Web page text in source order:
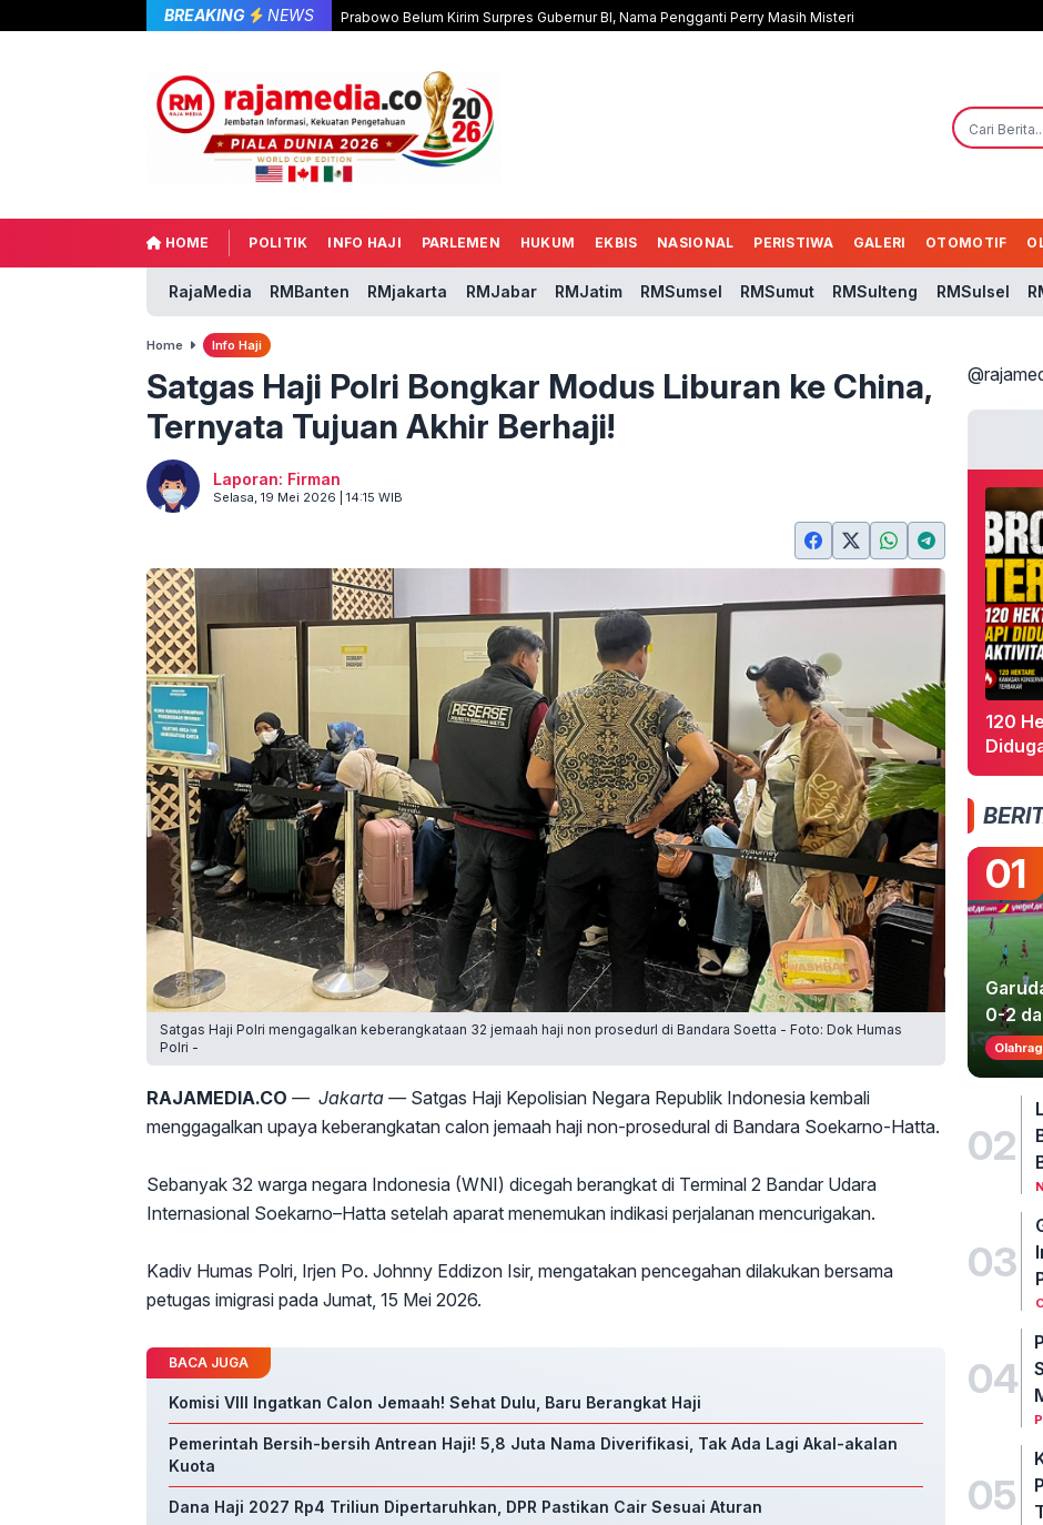
BREAKING NEWS Prabowo Belum Kirim Surpres Gubernur BI, Nama Pengganti Perry Masih Misteri
HOME POLITIK INFO HAJI PARLEMEN HUKUM EKBIS NASIONAL PERISTIWA GALERI OTOMOTIF
RajaMedia RMBanten RMjakarta RMJabar RMJatim RMSumsel RMSumut RMSulteng RMSulsel
Home Info Haji
Satgas Haji Polri Bongkar Modus Liburan ke China,
Ternyata Tujuan Akhir Berhaji!
Laporan: Firman
Selasa, 19 Mei 2026 | 14:15 WIB
Satgas Haji Polri mengagalkan keberangkataan 32 jemaah haji non prosedurl di Bandara Soetta - Foto: Dok Humas
Polri -
RAJAMEDIA.CO — Jakarta — Satgas Haji Kepolisian Negara Republik Indonesia kembali
menggagalkan upaya keberangkatan calon jemaah haji non-prosedural di Bandara Soekarno-Hatta.
Sebanyak 32 warga negara Indonesia (WNI) dicegah berangkat di Terminal 2 Bandar Udara
Internasional Soekarno–Hatta setelah aparat menemukan indikasi perjalanan mencurigakan.
Kadiv Humas Polri, Irjen Po. Johnny Eddizon Isir, mengatakan pencegahan dilakukan bersama
petugas imigrasi pada Jumat, 15 Mei 2026.
BACA JUGA
Komisi VIII Ingatkan Calon Jemaah! Sehat Dulu, Baru Berangkat Haji
Pemerintah Bersih-bersih Antrean Haji! 5,8 Juta Nama Diverifikasi, Tak Ada Lagi Akal-akalan
Kuota
Dana Haji 2027 Rp4 Triliun Dipertaruhkan, DPR Pastikan Cair Sesuai Aturan
120
01
0-2
02
03
04
05